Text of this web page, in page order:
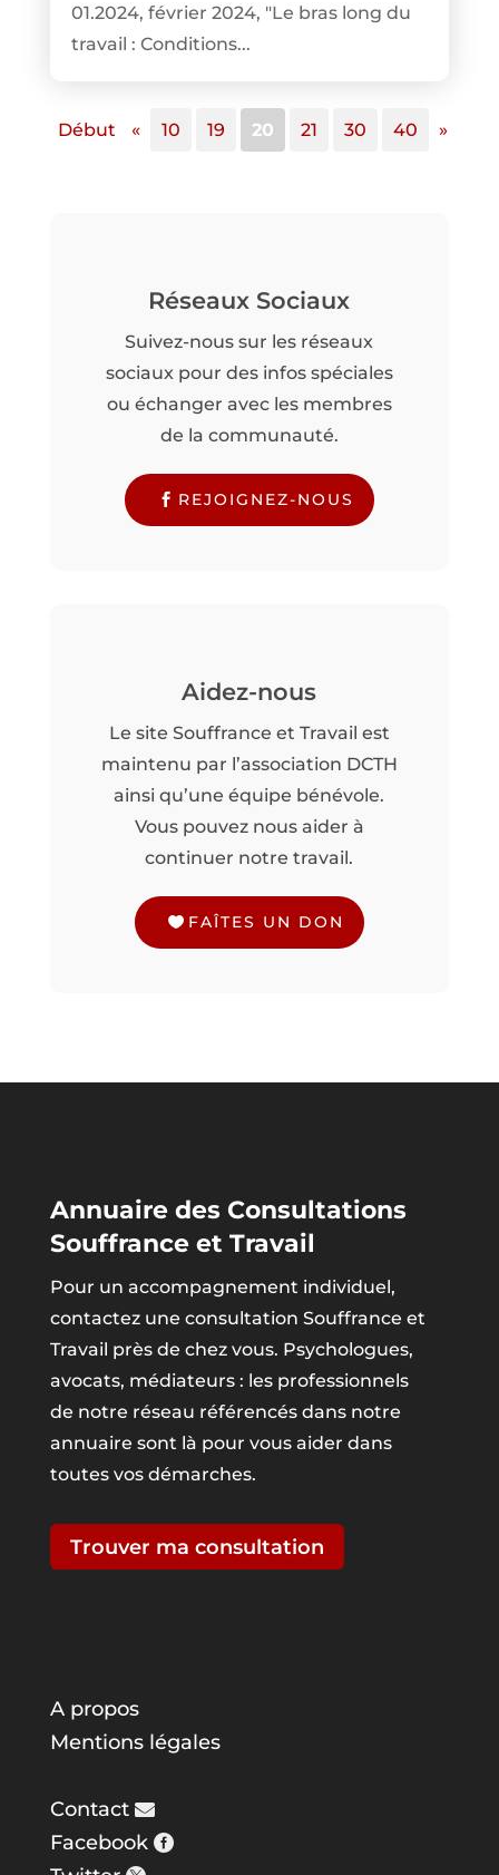
01.2024, février 2024, "Le bras long du
travail : Conditions...
Début « 10 19 20 21 30 40 »
Réseaux Sociaux
Suivez-nous sur les réseaux
sociaux pour des infos spéciales
ou échanger avec les membres
de la communauté.
REJOIGNEZ-NOUS
Aidez-nous
Le site Souffrance et Travail est
maintenu par l’association DCTH
ainsi qu’une équipe bénévole.
Vous pouvez nous aider à
continuer notre travail.
FAÎTES UN DON
Annuaire des Consultations
Souffrance et Travail
Pour un accompagnement individuel,
contactez une consultation Souffrance et
Travail près de chez vous. Psychologues,
avocats, médiateurs : les professionnels
de notre réseau référencés dans notre
annuaire sont là pour vous aider dans
toutes vos démarches.
Trouver ma consultation
A propos
Mentions légales
Contact
Facebook